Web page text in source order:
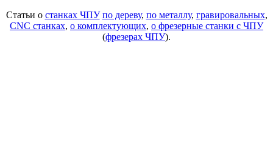
Статьи о станках ЧПУ по дереву, по металлу, гравировальных,
CNC станках, о комплектующих, о фрезерные станки с ЧПУ
(фрезерах ЧПУ).